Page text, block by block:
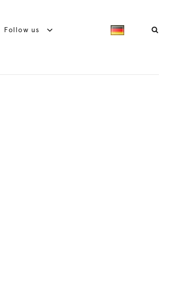
Follow us